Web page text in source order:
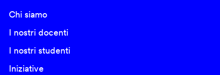
Chi siamo
I nostri docenti
I nostri studenti
Iniziative